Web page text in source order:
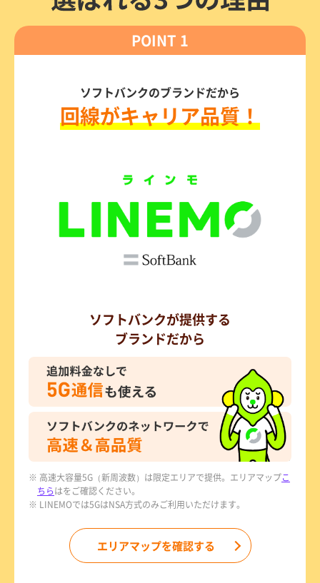
POINT 1
ソフトバンクのブランドだから
回線がキャリア品質！
ソフトバンクが提供する
ブランドだから
※ 高速大容量5G（新周波数）は限定エリアで提供。エリアマップこ
ちらはをご確認ください。
※ LINEMOでは5GはNSA方式のみご利用いただけます。
エリアマップを確認する